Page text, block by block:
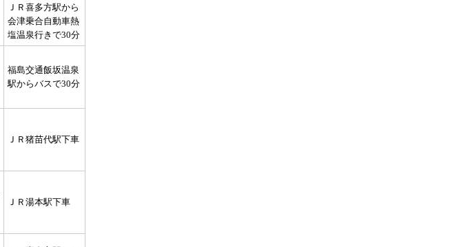
ＪＲ喜多方駅から
会津乗合自動車熱
塩温泉行きで30分
福島交通飯坂温泉
駅からバスで30分
ＪＲ猪苗代駅下車
ＪＲ湯本駅下車